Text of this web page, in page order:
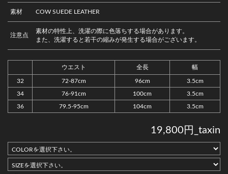
素材 COW SUEDE LEATHER
注意点
素材の特性上、洗濯の際に色落ちする場合があります。
また、洗濯すると若干の縮みが発生する場合がございます。
ウエスト 全長 幅
32 72-87cm 96cm 3.5cm
34 76-91cm 100cm 3.5cm
36 79.5-95cm 104cm 3.5cm
19,800円_taxin